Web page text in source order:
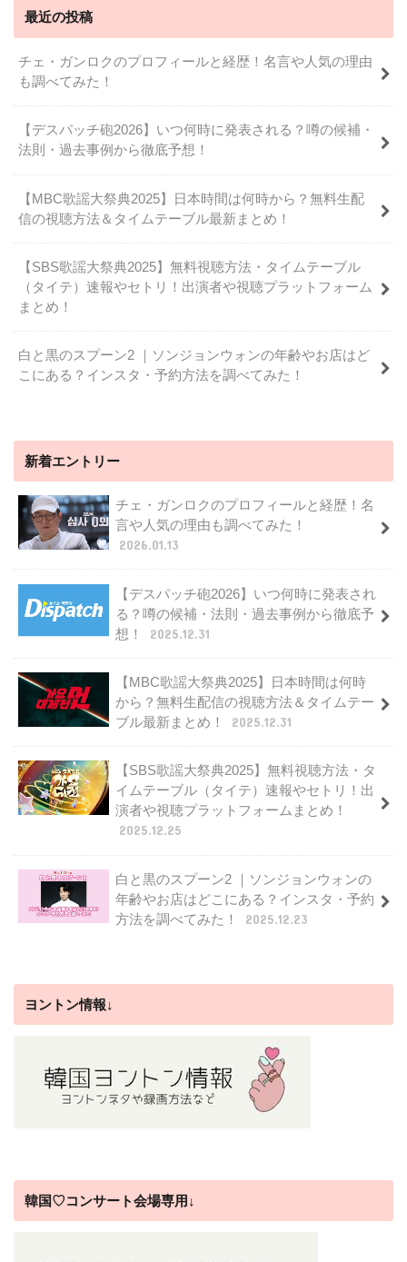
最近の投稿
チェ・ガンロクのプロフィールと経歴！名言や人気の理由
も調べてみた！
【デスパッチ砲2026】いつ何時に発表される？噂の候補・
法則・過去事例から徹底予想！
【MBC歌謡大祭典2025】日本時間は何時から？無料生配
信の視聴方法＆タイムテーブル最新まとめ！
【SBS歌謡大祭典2025】無料視聴方法・タイムテーブル
（タイテ）速報やセトリ！出演者や視聴プラットフォーム
まとめ！
白と黒のスプーン2 ｜ソンジョンウォンの年齢やお店はど
こにある？インスタ・予約方法を調べてみた！
新着エントリー
チェ・ガンロクのプロフィールと経歴！名
言や人気の理由も調べてみた！
2026.01.13
【デスパッチ砲2026】いつ何時に発表され
る？噂の候補・法則・過去事例から徹底予
想！
2025.12.31
【MBC歌謡大祭典2025】日本時間は何時
から？無料生配信の視聴方法＆タイムテー
ブル最新まとめ！
2025.12.31
【SBS歌謡大祭典2025】無料視聴方法・タ
イムテーブル（タイテ）速報やセトリ！出
演者や視聴プラットフォームまとめ！
2025.12.25
白と黒のスプーン2 ｜ソンジョンウォンの
年齢やお店はどこにある？インスタ・予約
方法を調べてみた！
2025.12.23
ヨントン情報↓
韓国♡コンサート会場専用↓